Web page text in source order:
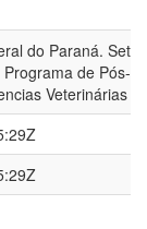
do Paraná.
de Pós-
Veterinárias